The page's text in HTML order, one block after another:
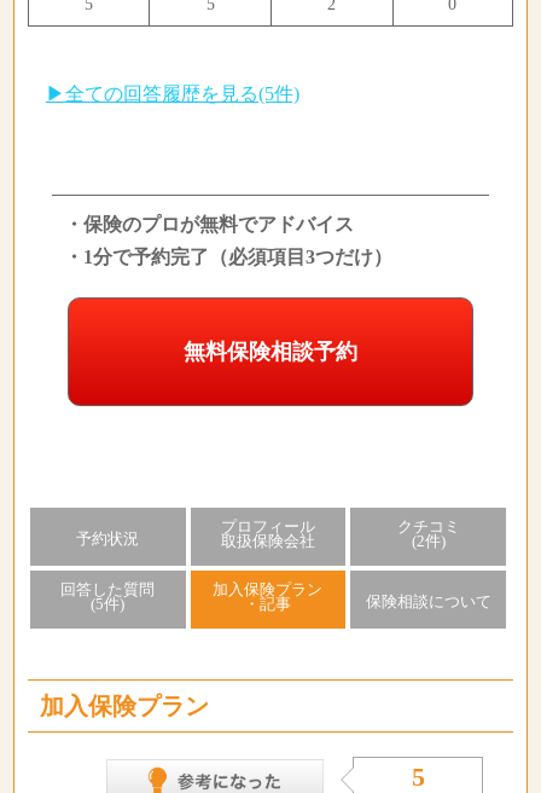
5 5 2 0
▶全ての回答履歴を見る(5件)
・保険のプロが無料でアドバイス
・1分で予約完了（必須項目3つだけ）
無料保険相談予約
予約状況
プロフィール
取扱保険会社
クチコミ
(2件)
回答した質問
(5件)
加入保険プラン
・記事
保険相談について
加入保険プラン
5